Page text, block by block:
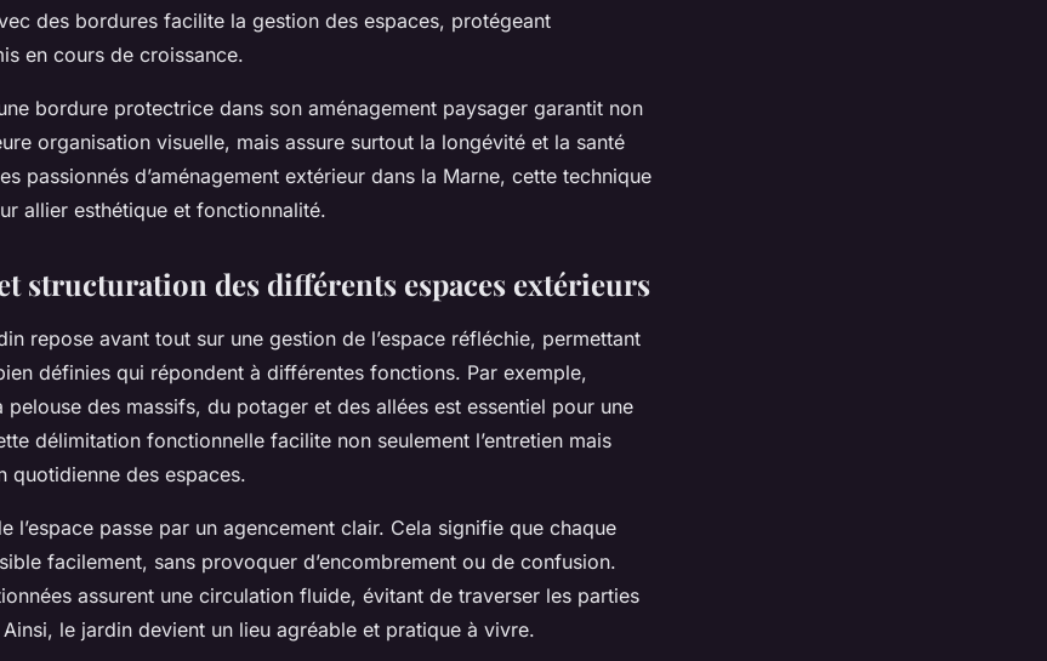
des bordures facilite la gestion des espaces, protégeant
en cours de croissance.
bordure protectrice dans son aménagement paysager garantit non
organisation visuelle, mais assure surtout la longévité et la santé
passionnés d’aménagement extérieur dans la Marne, cette technique
allier esthétique et fonctionnalité.
structuration des différents espaces extérieurs
repose avant tout sur une gestion de l’espace réfléchie, permettant
définies qui répondent à différentes fonctions. Par exemple,
pelouse des massifs, du potager et des allées est essentiel pour une
délimitation fonctionnelle facilite non seulement l’entretien mais
quotidienne des espaces.
l’espace passe par un agencement clair. Cela signifie que chaque
facilement, sans provoquer d’encombrement ou de confusion.
assurent une circulation fluide, évitant de traverser les parties
le jardin devient un lieu agréable et pratique à vivre.